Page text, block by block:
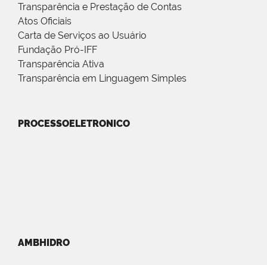
Transparência e Prestação de Contas
Atos Oficiais
Carta de Serviços ao Usuário
Fundação Pró-IFF
Transparência Ativa
Transparência em Linguagem Simples
PROCESSOELETRONICO
AMBHIDRO